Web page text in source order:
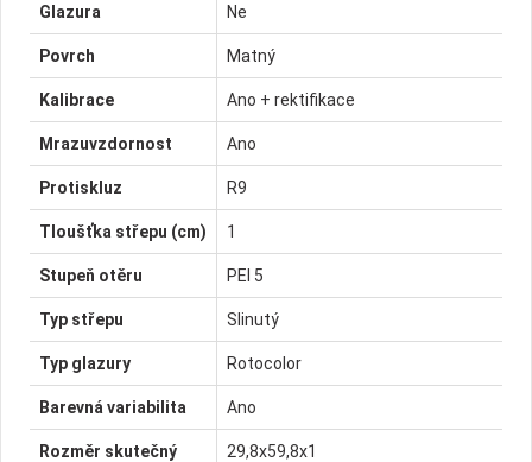
Glazura Ne
Povrch Matný
Kalibrace Ano + rektifikace
Mrazuvzdornost Ano
Protiskluz R9
Tloušťka střepu (cm) 1
Stupeň otěru PEI 5
Typ střepu Slinutý
Typ glazury Rotocolor
Barevná variabilita Ano
Rozměr skutečný 29,8x59,8x1